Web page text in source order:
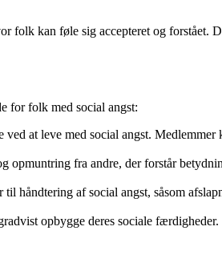
folk kan føle sig accepteret og forstået.
for folk med social angst:
at leve med social angst. Medlemmer
opmuntring fra andre, der forstår
håndtering af social angst, såsom
opbygge deres sociale